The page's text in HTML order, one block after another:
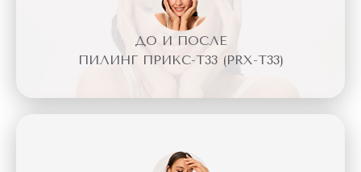
ДО И ПОСЛЕ
ПИЛИНГ ПРИКС-Т33 (PRX-T33)